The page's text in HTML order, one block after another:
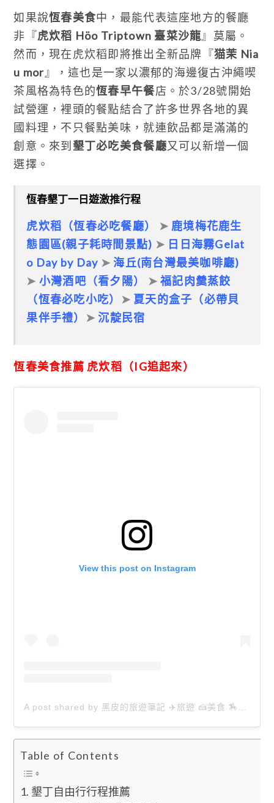
如果說恆春美食中，最能代表這座地方的餐廳
非『虎炊稻 Höo Triptown 臺菜沙龍 』莫屬。
然而，現在虎炊稻即將推出全新品牌『猫茉 Nia
u mor 』，這也是一家以濃郁的海邊復古沖繩喫
茶風格為特色的恆春早午餐店。於3/28號開始
試營運，裡頭的餐點結合了許多世界各地的異
國料理，不只餐點美味，就連飲品都是滿滿的
創意。來到墾丁必吃美食餐廳又可以新增一個
選擇。
恆春墾丁一日遊激推行程
虎炊稻（恆春必吃餐廳） ➤ 鹿境梅花鹿生
態園區(親子耗時間景點) ➤ 日日海霧Gelat
o Day by Day ➤ 海丘(南台灣最美咖啡廳)
➤ 小灣酒吧（看夕陽） ➤福記肉羹蒸餃
（恆春必吃小吃）
➤ 夏天的盒子（必帶貝
果伴手禮）
➤沉靛民宿
恆春美食推薦 虎炊稻（IG追起來）
View this post on Instagram
Table of Contents
墾丁自由行行程推薦